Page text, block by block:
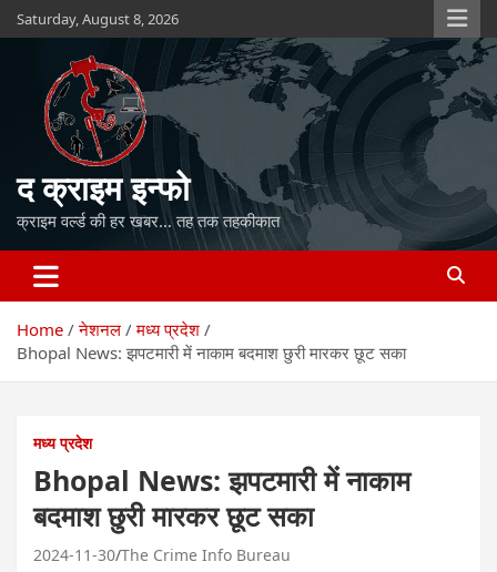
Skip
to
Saturday, August 8, 2026
द क्राइम इन्फो
क्राइम वर्ल्ड की हर खबर… तह तक तहकीकात
Home नेशनल
मध्य प्रदेश
Bhopal News: झपटमारी में नाकाम बदमाश छुरी मारकर छूट सका
मध्य प्रदेश
Bhopal News: झपटमारी में नाकाम
बदमाश छुरी मारकर छूट सका
2024-11-30 The Crime Info Bureau